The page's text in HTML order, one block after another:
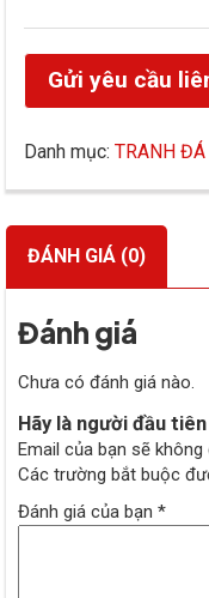
Gửi yêu cầu
Danh mục: TRANH
ĐÁNH GIÁ (0)
Đánh giá
Chưa có đánh giá nào.
Hãy là người đầu tiên
Email của bạn sẽ
Các trường bắt buộc
Đánh giá của bạn *